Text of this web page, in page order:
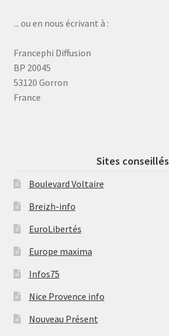
... ou en nous écrivant à :
Francephi Diffusion
BP 20045
53120 Gorron
France
Sites conseillés
Boulevard Voltaire
Breizh-info
EuroLibertés
Europe maxima
Infos75
Nice Provence info
Nouveau Présent